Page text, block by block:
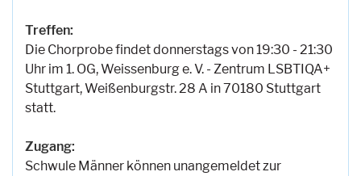
Treffen:
Die Chorprobe findet donnerstags von 19:30 - 21:30
Uhr im 1. OG, Weissenburg e. V. - Zentrum LSBTIQA+
Stuttgart, Weißenburgstr. 28 A in 70180 Stuttgart
statt.
Zugang:
Schwule Männer können unangemeldet zur